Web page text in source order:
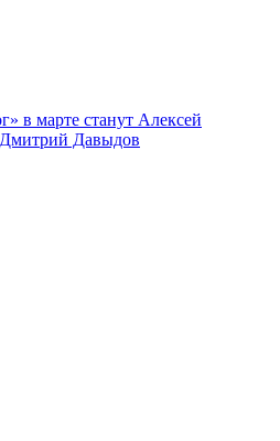
в марте станут Алексей
Давыдов